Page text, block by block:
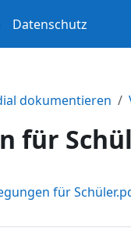
Datenschutz
dokumentieren
für
für